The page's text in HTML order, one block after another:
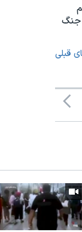
جنگ
قبلی